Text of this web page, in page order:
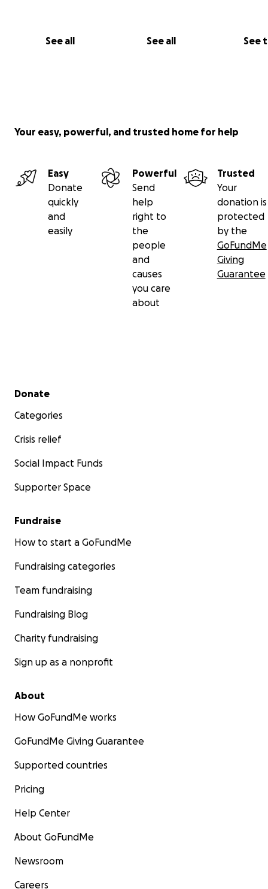
See all See all See
€10.000 voor de aankoop van een stukje land.
Your easy, powerful, and trusted home for help
Easy
Donate
quickly
and
easily
Powerful
Send
help
right to
the
people
and
causes
you care
about
Trusted
Your
donation is
protected
by the
GoFundMe
Giving
Guarantee
Secondary menu
Donate
Categories
Crisis relief
Social Impact Funds
Supporter Space
Fundraise
How to start a GoFundMe
Fundraising categories
Team fundraising
Fundraising Blog
Charity fundraising
Sign up as a nonprofit
About
How GoFundMe works
GoFundMe Giving Guarantee
Supported countries
Pricing
Help Center
About GoFundMe
Newsroom
Careers